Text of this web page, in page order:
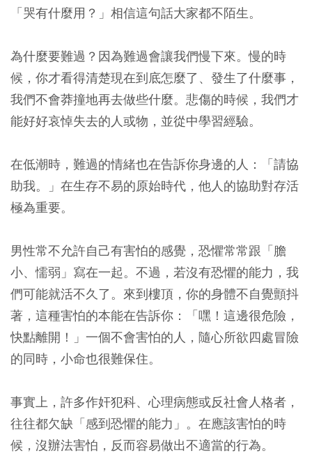
「哭有什麼用？」相信這句話大家都不陌生。
為什麼要難過？因為難過會讓我們慢下來。慢的時
候，你才看得清楚現在到底怎麼了、發生了什麼事，
我們不會莽撞地再去做些什麼。悲傷的時候，我們才
能好好哀悼失去的人或物，並從中學習經驗。
在低潮時，難過的情緒也在告訴你身邊的人：「請協
助我。」在生存不易的原始時代，他人的協助對存活
極為重要。
男性常不允許自己有害怕的感覺，恐懼常常跟「膽
小、懦弱」寫在一起。不過，若沒有恐懼的能力，我
們可能就活不久了。來到樓頂，你的身體不自覺顫抖
著，這種害怕的本能在告訴你：「嘿！這邊很危險，
快點離開！」一個不會害怕的人，隨心所欲四處冒險
的同時，小命也很難保住。
事實上，許多作奸犯科、心理病態或反社會人格者，
往往都欠缺「感到恐懼的能力」。在應該害怕的時
候，沒辦法害怕，反而容易做出不適當的行為。